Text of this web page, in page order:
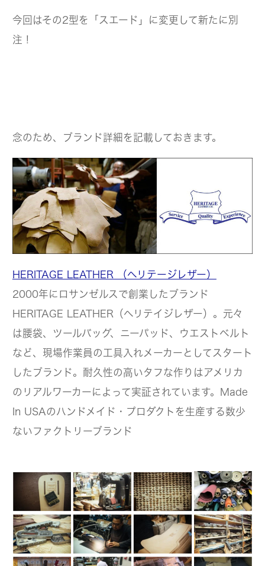
今回はその2型を「スエード」に変更して新たに別
注！
念のため、ブランド詳細を記載しておきます。
HERITAGE LEATHER （ヘリテージレザー）
2000年にロサンゼルスで創業したブランド
HERITAGE LEATHER（ヘリテイジレザー）。元々
は腰袋、ツールバッグ、ニーパッド、ウエストベルト
など、現場作業員の工具入れメーカーとしてスタート
したブランド。耐久性の高いタフな作りはアメリカ
のリアルワーカーによって実証されています。Made
In USAのハンドメイド・プロダクトを生産する数少
ないファクトリーブランド